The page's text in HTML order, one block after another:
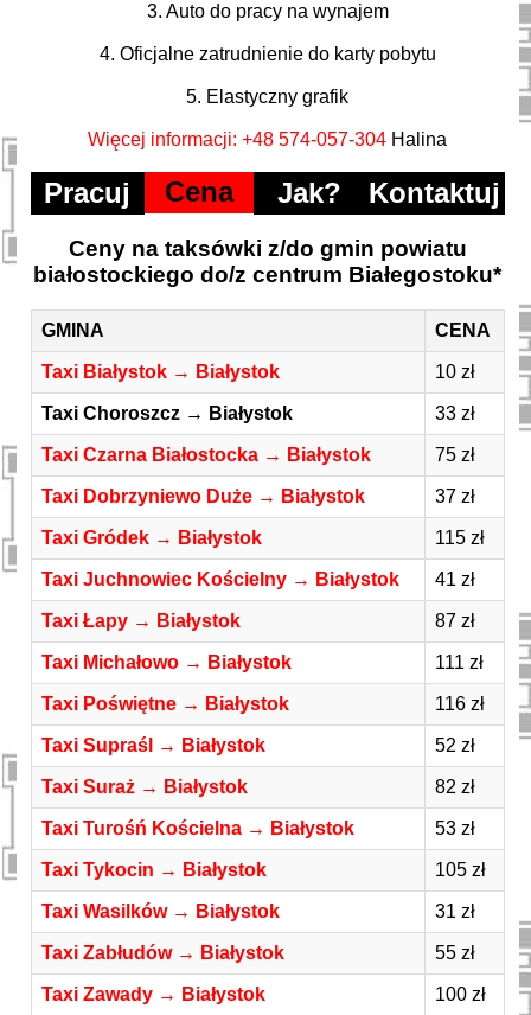
3. Auto do pracy na wynajem
4. Oficjalne zatrudnienie do karty pobytu
5. Elastyczny grafik
Więcej informacji: +48 574-057-304 Halina
Pracuj Cena Jak? Kontaktuj
Ceny na taksówki z/do gmin powiatu
białostockiego do/z centrum Białegostoku*
GMINA CENA
Taxi Białystok → Białystok 10 zł
Taxi Choroszcz → Białystok 33 zł
Taxi Czarna Białostocka → Białystok 75 zł
Taxi Dobrzyniewo Duże → Białystok 37 zł
Taxi Gródek → Białystok 115 zł
Taxi Juchnowiec Kościelny → Białystok 41 zł
Taxi Łapy → Białystok 87 zł
Taxi Michałowo → Białystok 111 zł
Taxi Poświętne → Białystok 116 zł
Taxi Supraśl → Białystok 52 zł
Taxi Suraż → Białystok 82 zł
Taxi Turośń Kościelna → Białystok 53 zł
Taxi Tykocin → Białystok 105 zł
Taxi Wasilków → Białystok 31 zł
Taxi Zabłudów → Białystok 55 zł
Taxi Zawady → Białystok 100 zł